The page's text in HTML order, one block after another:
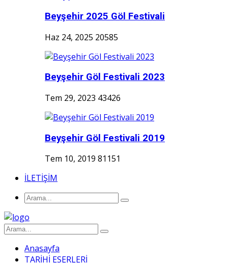
Beyşehir 2025 Göl Festivali
Haz 24, 2025 20585
Beyşehir Göl Festivali 2023
Tem 29, 2023 43426
Beyşehir Göl Festivali 2019
Tem 10, 2019 81151
İLETİŞİM
Anasayfa
TARİHİ ESERLERİ